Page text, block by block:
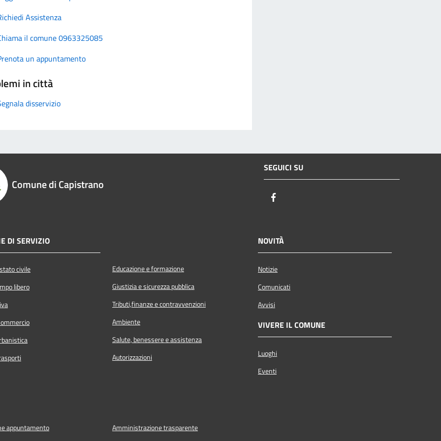
Assistenza
il comune 0963325085
un appuntamento
in città
disservizio
Comune di Capistrano
SEGUICI SU
DI SERVIZIO
civile
libero
Educazione e formazione
Giustizia e sicurezza pubblica
Tributi,finanze e contravvenzioni
Ambiente
Salute, benessere e assistenza
Autorizzazioni
NOVITÀ
Notizie
Comunicati
Avvisi
VIVERE IL COMUNE
Luoghi
Eventi
appuntamento
Amministrazione trasparente